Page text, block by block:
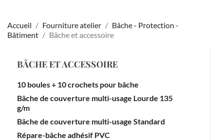
Accueil Fourniture atelier
Bâche - Protection -
Bâtiment
Bâche et accessoire
BÂCHE ET ACCESSOIRE
10 boules + 10 crochets pour bâche
Bâche de couverture multi-usage Lourde 135
g/m
Bâche de couverture multi-usage Standard
Répare-bâche adhésif PVC